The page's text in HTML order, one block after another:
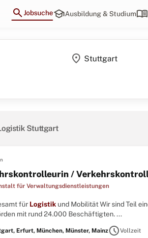
searchJobsucheschoolAusbildung & Studiummenu_book
location_on
Stuttgart
/
für Verwaltungsdienstleistungen
für Logistik und Mobilität Wir sind Teil
mit rund 24.000 Beschäftigten. ...
Erfurt, München, Münster, MainzscheduleVollzeit